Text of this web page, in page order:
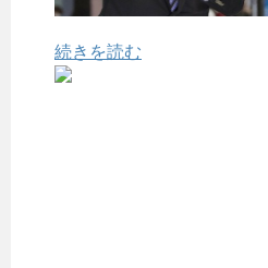
続きを読む